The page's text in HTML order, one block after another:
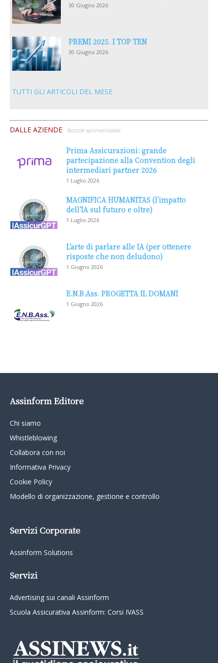
30 Giugno 2026
PREMI 2025. I TOP TEN
30 Giugno 2026
TUTTI GLI ARTICOLI DEL MESE
DALLE AZIENDE Notizie sponsorizzate
Prima Assicurazioni: grande
partecipazione alla Convention degli
intermediari partner 2026
1 Luglio 2026
MAGNIFICA HUMANITAS (l’impatto
dell’IA sul futuro e oltre)
1 Luglio 2026
L’arte di parlare alle IA (per ottenere
risposte che non deludono)
1 Giugno 2026
E.N.B.Ass. PROGETTA IL DOMANI
1 Giugno 2026
Assinform Editore
Chi siamo
Whistleblowing
Collabora con noi
Informativa Privacy
Cookie Policy
Modello di organizzazione, gestione e controllo
Servizi Corporate
Assinform Solutions
Servizi
Advertising sui canali Assinform
Scuola Assicurativa Assinform: Corsi IVASS